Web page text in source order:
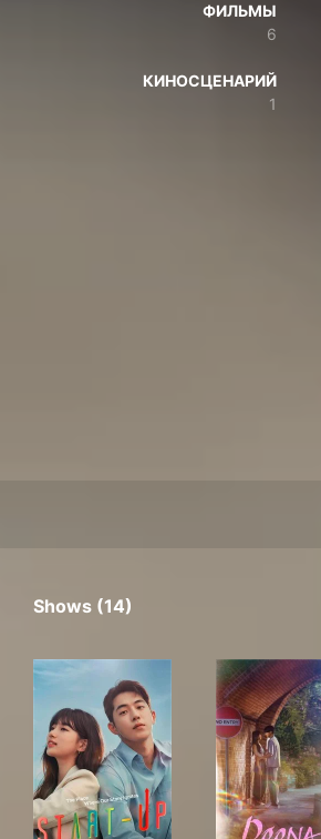
ФИЛЬМЫ
6
КИНОСЦЕНАРИЙ
1
Shows (14)